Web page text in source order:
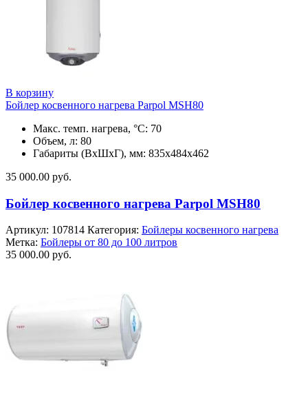
В корзину
Бойлер косвенного нагрева Parpol MSH80
Макс. темп. нагрева, °С: 70
Объем, л: 80
Габариты (ВхШхГ), мм: 835х484х462
35 000.00 руб.
Бойлер косвенного нагрева Parpol MSH80
Артикул: 107814 Категория: Бойлеры косвенного нагрева
Метка: Бойлеры от 80 до 100 литров
35 000.00 руб.